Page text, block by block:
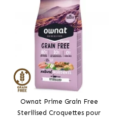
Ownat Prime Grain Free
Sterilised Croquettes pour